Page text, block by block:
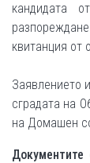
кандидата
квитанция от
Заявлението
сградата на
на Домашен